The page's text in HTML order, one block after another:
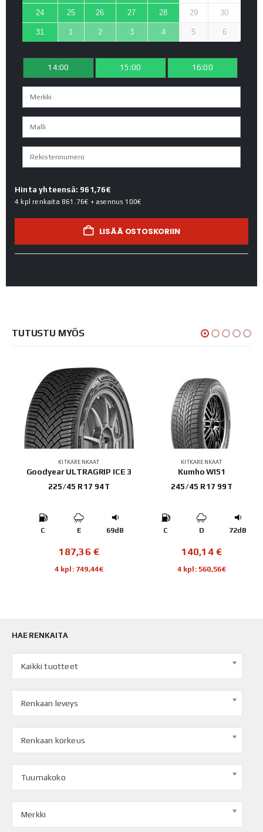
24 25 26 27 28 29 30
31 1 2 3 4 5 6
14:00 15:00 16:00
Hinta yhteensä: 961,76€
4 kpl renkaita 861.76€ + asennus 100€
LISÄÄ OSTOSKORIIN
TUTUSTU MYÖS
KITKARENKAAT
Goodyear ULTRAGRIP ICE 3
225/45 R17 94T
C E 69dB
187,36€
4 kpl: 749,44€
KITKARENKAAT
Kumho WI51
245/45 R17 99T
C D 72dB
140,14€
4 kpl: 560,56€
HAE RENKAITA
Kaikki tuotteet
Renkaan leveys
Renkaan korkeus
Tuumakoko
Merkki